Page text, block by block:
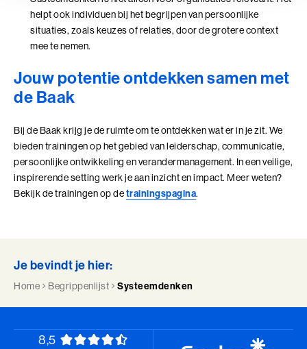
Perfectionisme in Balans (BaakBoost)
Persoonlijke Kracht
Professioneel Adviseren
Professioneel Adviseren (BaakBoost)
Projectmanagement
Senior Excellence
Talent Ontwikkelings Programma (BaakBoost)
Teamleiderschap
helpt ook individuen bij het begrijpen van persoonlijke
situaties, zoals keuzes of relaties, door de grotere context
mee te nemen.
Jouw potentie ontdekken samen met
de Baak
Bij de Baak krijg je de ruimte om te ontdekken wat er in je zit. We
bieden trainingen op het gebied van leiderschap, communicatie,
persoonlijke ontwikkeling en verandermanagement. In een veilige,
inspirerende setting werk je aan inzicht en impact. Meer weten?
Bekijk de trainingen op detrainingspagina.
Je bevindt je hier:
Home Begrippenlijst Systeemdenken
8,5